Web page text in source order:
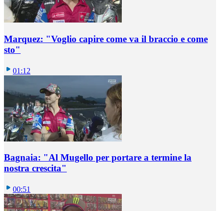
Marquez: "Voglio capire come va il braccio e come
sto"
01:12
Bagnaia: "Al Mugello per portare a termine la
nostra crescita"
00:51